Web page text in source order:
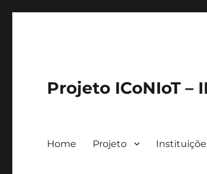
Projeto ICoNIoT –
Home Projeto